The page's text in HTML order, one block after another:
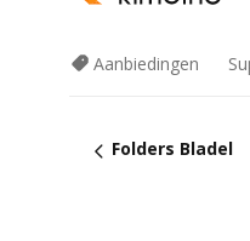
Aanbiedingen
Folders Bladel